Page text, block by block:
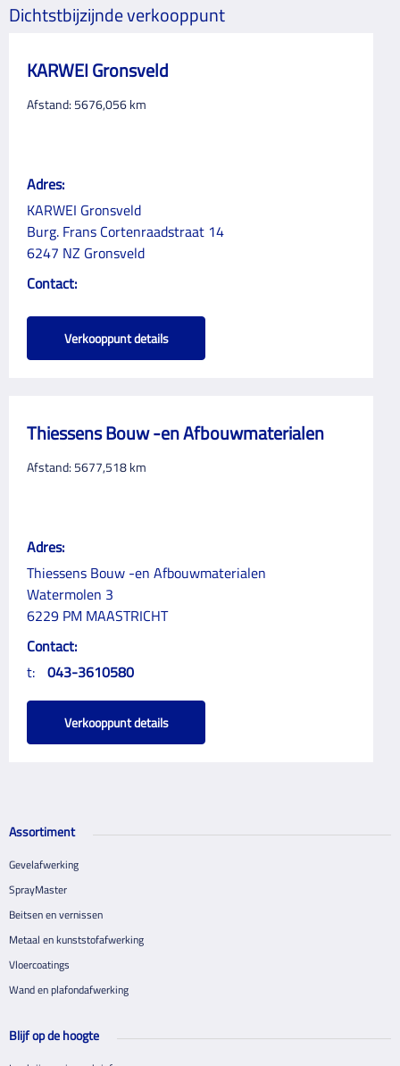
Dichtstbijzijnde verkooppunt
KARWEI Gronsveld
Afstand: 5676,056km
Adres:
KARWEI Gronsveld
Burg. Frans Cortenraadstraat 14
6247 NZ Gronsveld
Contact:
Verkooppunt details
Thiessens Bouw -en Afbouwmaterialen
Afstand: 5677,518km
Adres:
Thiessens Bouw -en Afbouwmaterialen
Watermolen 3
6229 PM MAASTRICHT
Contact:
t: 043-3610580
Verkooppunt details
Assortiment
Gevelafwerking
SprayMaster
Beitsen en vernissen
Metaal en kunststofafwerking
Vloercoatings
Wand en plafondafwerking
Blijf op de hoogte